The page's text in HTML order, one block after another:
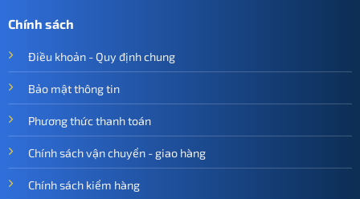
Chính sách
Điều khoản - Quy định chung
Bảo mật thông tin
Phương thức thanh toán
Chính sách vận chuyển - giao hàng
Chính sách kiểm hàng